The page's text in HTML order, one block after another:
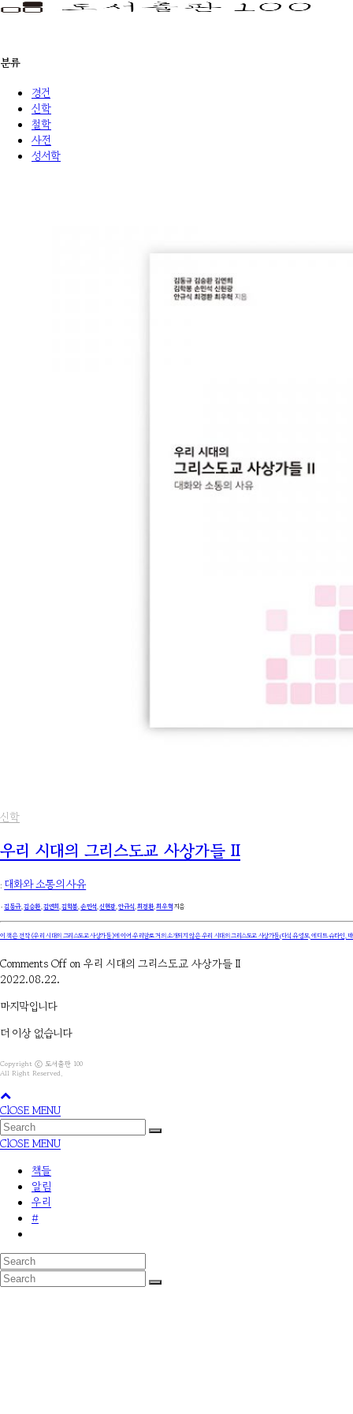
분류
경건
신학
철학
사전
성서학
신학
우리 시대의 그리스도교 사상가들 II
: 대화와 소통의 사유
۰김동규,김승환,김연희,김학봉,손민석,신현광,안규식,최경환,최우혁 지음
이 책은 전작《우리 시대의 그리스도교 사상가들》에 이어 우리말로 거의 소개되지 않은 우리 시대의 그리스도교 사상가들(다석 유영모, 에디트 슈타인,
Comments Off on 우리 시대의 그리스도교 사상가들 II
2022.08.22.
마지막입니다
더 이상 없습니다
Copyright ⓒ 도서출판 100
All Right Reserved.
ClOSE MENU
ClOSE MENU
책들
알림
우리
#